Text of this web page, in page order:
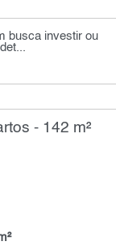
busca investir ou
- 142 m²